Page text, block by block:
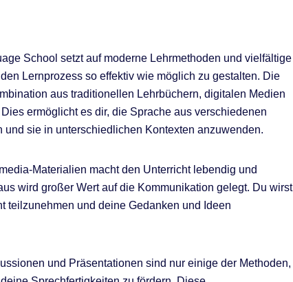
School setzt auf moderne Lehrmethoden und vielfältige
Lernprozess so effektiv wie möglich zu gestalten. Die
aus traditionellen Lehrbüchern, digitalen Medien
ermöglicht es dir, die Sprache aus verschiedenen
und sie in unterschiedlichen Kontexten anzuwenden.
Materialien macht den Unterricht lebendig und
wird großer Wert auf die Kommunikation gelegt. Du wirst
teilzunehmen und deine Gedanken und Ideen
und Präsentationen sind nur einige der Methoden,